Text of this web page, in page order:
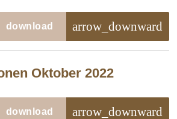
download
arrow_downward
Oktober 2022
download
arrow_downward